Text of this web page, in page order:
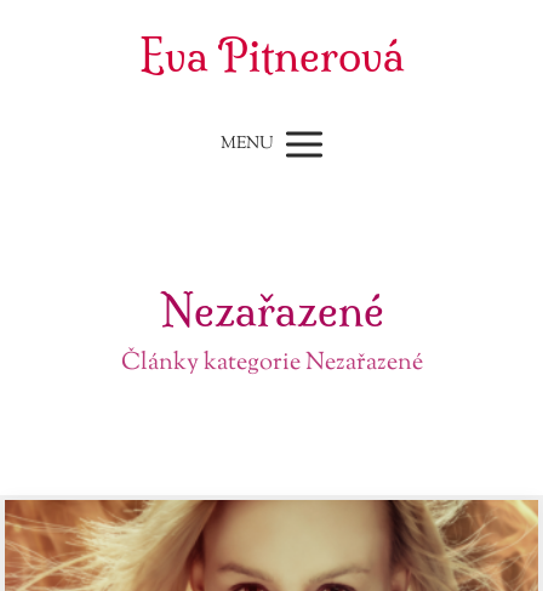
Eva Pitnerová
MENU
Nezařazené
Články kategorie Nezařazené